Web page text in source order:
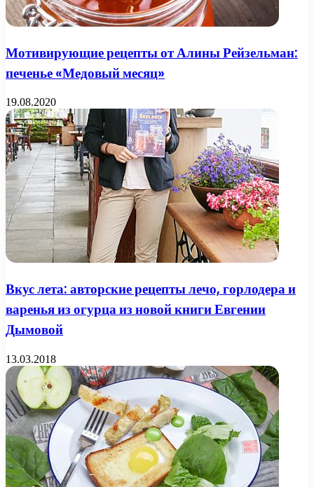
Мотивирующие рецепты от Алины Рейзельман:
печенье «Медовый месяц»
19.08.2020
Вкус лета: авторские рецепты лечо, горлодера и
варенья из огурца из новой книги Евгении
Дымовой
13.03.2018